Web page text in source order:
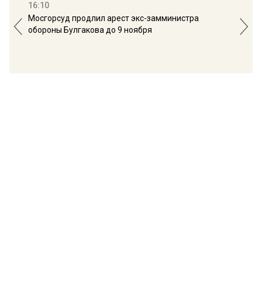
16:10
Мосгорсуд продлил арест экс-замминистра
обороны Булгакова до 9 ноября